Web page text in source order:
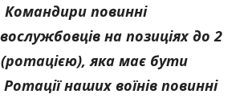
Командири повинні
на позиціях до 2
(ротацією), яка має бути
наших воїнів повинні